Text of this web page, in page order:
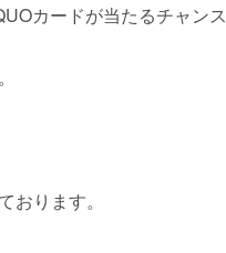
カードが当たるチャン
おります。